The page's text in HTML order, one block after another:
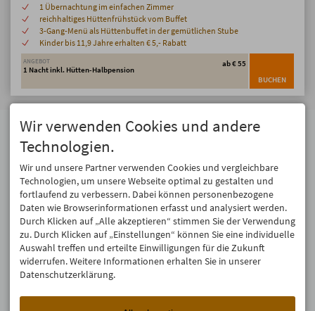
1 Übernachtung im einfachen Zimmer
reichhaltiges Hüttenfrühstück vom Buffet
3-Gang-Menü als Hüttenbuffet in der gemütlichen Stube
Kinder bis 11,9 Jahre erhalten € 5,- Rabatt
ANGEBOT
1 Nacht inkl. Hütten-Halbpension
ab € 55
BUCHEN
Adresse
Berggasthof Hörnerhaus
Hörnerstraße 25
87538 Bolsterlang
Tel.08326 639
info@hoernerhaus.de
Wir verwenden Cookies und andere
Technologien.
Wir und unsere Partner verwenden Cookies und vergleichbare
Technologien, um unsere Webseite optimal zu gestalten und
fortlaufend zu verbessern. Dabei können personenbezogene
Daten wie Browserinformationen erfasst und analysiert werden.
Durch Klicken auf „Alle akzeptieren“ stimmen Sie der Verwendung
zu. Durch Klicken auf „Einstellungen“ können Sie eine individuelle
Auswahl treffen und erteilte Einwilligungen für die Zukunft
widerrufen. Weitere Informationen erhalten Sie in unserer
Datenschutzerklärung.